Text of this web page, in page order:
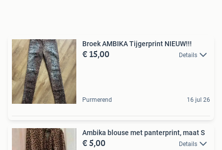
Broek AMBIKA Tijgerprint NIEUW!!!
€ 15,00 Details
Purmerend 16 jul 26
Ambika blouse met panterprint, maat S
€ 5,00 Details